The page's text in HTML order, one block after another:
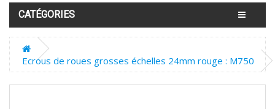
CATÉGORIES
Ecrous de roues grosses échelles 24mm rouge : M750